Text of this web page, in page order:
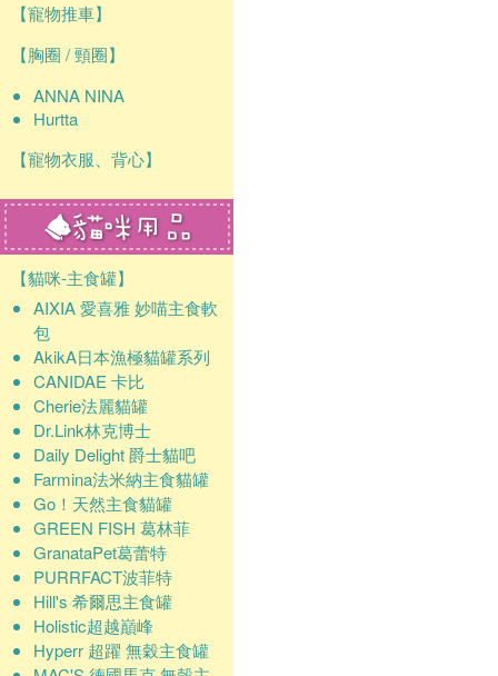
【寵物推車】
【胸圈 / 頸圈】
ANNA NINA
Hurtta
【寵物衣服、背心】
【貓咪-主食罐】
AIXIA 愛喜雅 妙喵主食軟
包
AkikA日本漁極貓罐系列
CANIDAE 卡比
Cherie法麗貓罐
Dr.Link林克博士
Daily Delight 爵士貓吧
Farmina法米納主食貓罐
Go！天然主食貓罐
GREEN FISH 葛林菲
GranataPet葛蕾特
PURRFACT波菲特
Hill's 希爾思主食罐
Holistic超越巔峰
Hyperr 超躍 無穀主食罐